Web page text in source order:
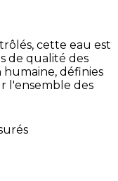
cette eau est
de qualité des
humaine, définies
l'ensemble des